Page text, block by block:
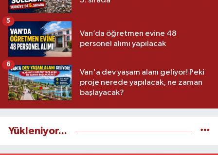
Van’da öğretmen evine 48
personel alımı yapılacak
5
Van'a dev yaşam alanı geliyor! Peki
proje nerede yapılacak, ne zaman
başlayacak?
6
Yükleniyor...